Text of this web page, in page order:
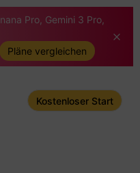
Pro, Gemini 3 Pro,
Pläne vergleichen
Kostenloser Start